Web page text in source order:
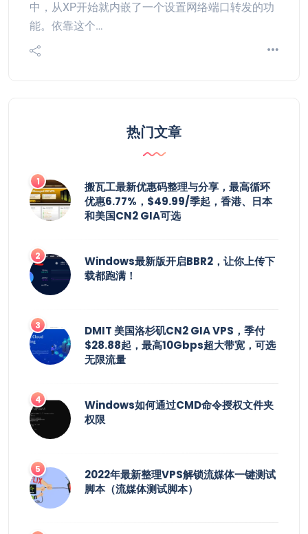
中，从XP开始就内嵌了一个设置网络端口转发的功
能。依靠这个…
热门文章
搬瓦工最新优惠码整理与分享，最高循环
优惠6.77%，$49.99/季起，香港、日本
和美国CN2 GIA可选
Windows最新版开启BBR2，让你上传下
载都跑满！
DMIT 美国洛杉矶CN2 GIA VPS，季付
$28.88起，最高10Gbps超大带宽，可选
无限流量
Windows如何通过CMD命令授权文件夹
权限
2022年最新整理VPS解锁流媒体一键测试
脚本（流媒体测试脚本）